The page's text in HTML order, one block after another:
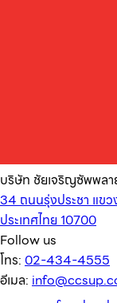
บริษัท ชัยเจริญซัพพลา
34 ถนนรุ่งประชา แข
ประเทศไทย 10700
Follow us
โทร: 02-434-4555
อีเมล: